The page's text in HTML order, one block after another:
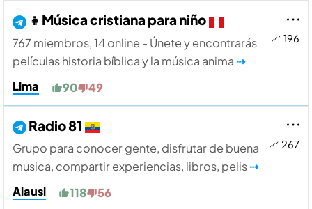
📈 196
‍👧Música cristiana para niño
767 miembros, 14 online - Únete y encontrarás
películas historia bíblica y la música anima ⇢
Lima
90 49
📈 267
Radio 81
Grupo para conocer gente, disfrutar de buena
musica, compartir experiencias, libros, pelis⇢
Alausi
118 56